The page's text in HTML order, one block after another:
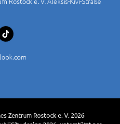
Zentrum Rostock e. V. 2026